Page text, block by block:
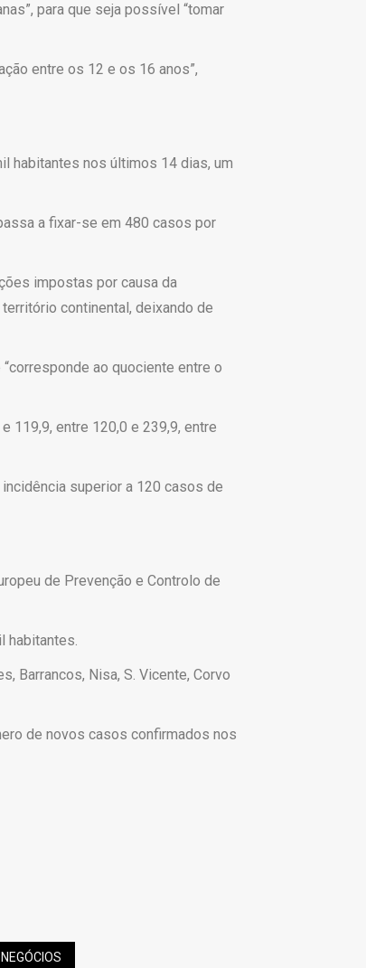
para que seja possível “tomar
entre os 12 e os 16 anos”,
habitantes nos últimos 14 dias, um
a fixar-se em 480 casos por
impostas por causa da
continental, deixando de
ao quociente entre o
119,9, entre 120,0 e 239,9, entre
superior a 120 casos de
de Prevenção e Controlo de
habitantes.
Barrancos, Nisa, S. Vicente, Corvo
de novos casos confirmados nos